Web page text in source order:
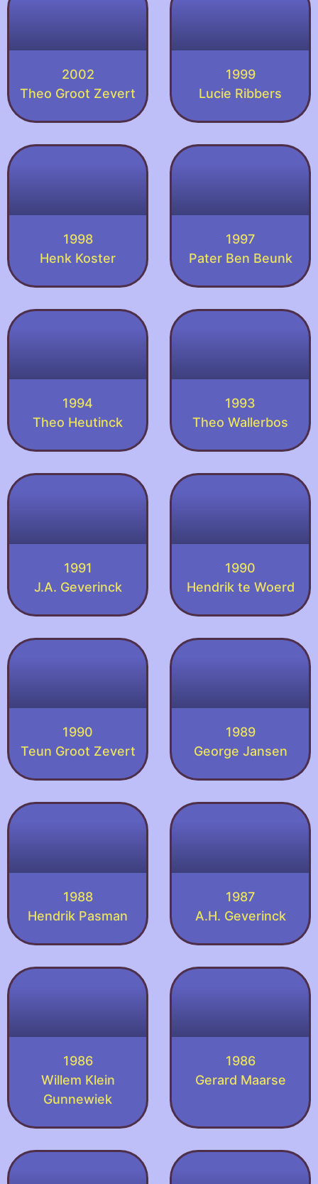
2002
Theo Groot Zevert
1999
Lucie Ribbers
1998
Henk Koster
1997
Pater Ben Beunk
1994
Theo Heutinck
1993
Theo Wallerbos
1991
J.A. Geverinck
1990
Hendrik te Woerd
1990
Teun Groot Zevert
1989
George Jansen
1988
Hendrik Pasman
1987
A.H. Geverinck
1986
Willem Klein
Gunnewiek
1986
Gerard Maarse